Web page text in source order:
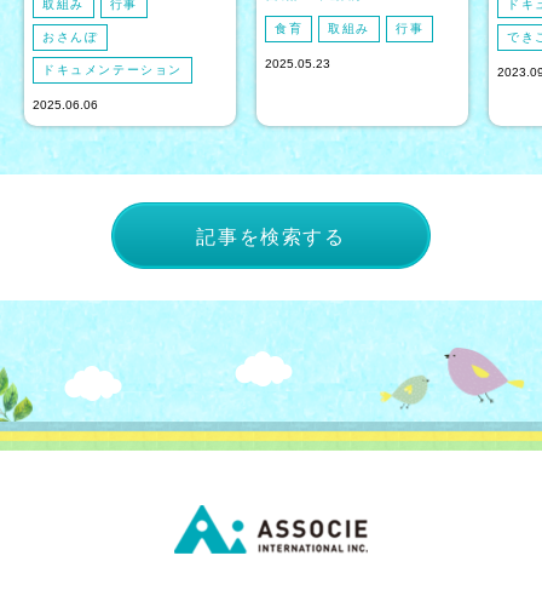
取組み 行事
おさんぽ
ドキュメンテーション
2025.06.06
食育 取組み 行事
2025.05.23
ドキ
でき
記事を検索する